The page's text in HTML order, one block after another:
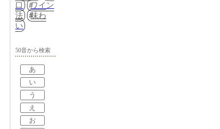
口
ワイン
法
味わ
い
50音から検索
あ
い
う
え
お